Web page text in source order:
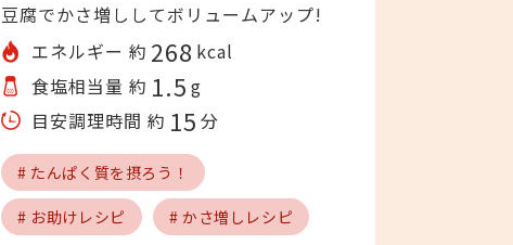
豆腐でかさ増ししてボリュームアップ!
エネルギー 約 268 kcal
食塩相当量 約 1.5 g
目安調理時間 約 15 分
# たんぱく質を摂ろう！
# お助けレシピ # かさ増しレシピ